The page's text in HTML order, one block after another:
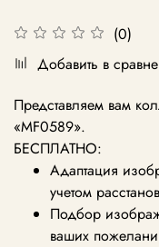
(0)
Добавить в
Представляем вам
«MF0589».
БЕСПЛАТНО:
Адаптация
учетом
Подбор
ваших